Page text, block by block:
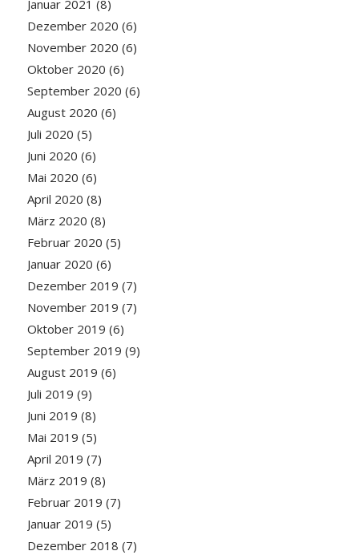
Januar 2021 (8)
Dezember 2020 (6)
November 2020 (6)
Oktober 2020 (6)
September 2020 (6)
August 2020 (6)
Juli 2020 (5)
Juni 2020 (6)
Mai 2020 (6)
April 2020 (8)
März 2020 (8)
Februar 2020 (5)
Januar 2020 (6)
Dezember 2019 (7)
November 2019 (7)
Oktober 2019 (6)
September 2019 (9)
August 2019 (6)
Juli 2019 (9)
Juni 2019 (8)
Mai 2019 (5)
April 2019 (7)
März 2019 (8)
Februar 2019 (7)
Januar 2019 (5)
Dezember 2018 (7)